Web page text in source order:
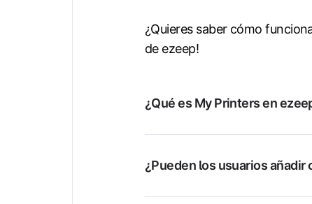
¿Quieres saber cómo
de ezeep!
¿Qué es My Printers en
¿Pueden los usuarios añadir